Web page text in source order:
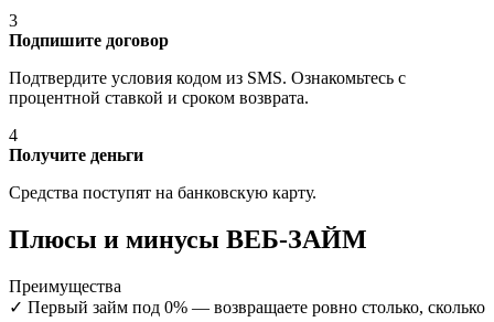
3
Подпишите договор
Подтвердите условия кодом из SMS. Ознакомьтесь с
процентной ставкой и сроком возврата.
4
Получите деньги
Средства поступят на банковскую карту.
Плюсы и минусы ВЕБ-ЗАЙМ
Преимущества
✓ Первый займ под 0% — возвращаете ровно столько, сколько